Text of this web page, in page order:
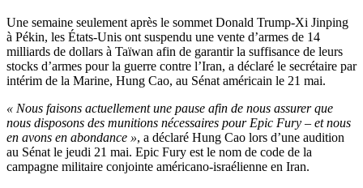
Une semaine seulement après le sommet Donald Trump-Xi Jinping
à Pékin, les États-Unis ont suspendu une vente d’armes de 14
milliards de dollars à Taïwan afin de garantir la suffisance de leurs
stocks d’armes pour la guerre contre l’Iran, a déclaré le secrétaire par
intérim de la Marine, Hung Cao, au Sénat américain le 21 mai.
« Nous faisons actuellement une pause afin de nous assurer que
nous disposons des munitions nécessaires pour Epic Fury – et nous
en avons en abondance », a déclaré Hung Cao lors d’une audition
au Sénat le jeudi 21 mai. Epic Fury est le nom de code de la
campagne militaire conjointe américano-israélienne en Iran.